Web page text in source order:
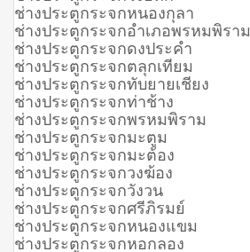
ช่างประตูกระจกหนองกุลา
ช่างประตูกระจกอำเภอพรหมพิราม
ช่างประตูกระจกดงประคำ
ช่างประตูกระจกตลุกเทียม
ช่างประตูกระจกทับยายเชียง
ช่างประตูกระจกท่าช้าง
ช่างประตูกระจกพรหมพิราม
ช่างประตูกระจกมะตูม
ช่างประตูกระจกมะต้อง
ช่างประตูกระจกวงฆ้อง
ช่างประตูกระจกวังวน
ช่างประตูกระจกศรีภิรมย์
ช่างประตูกระจกหนองแขม
ช่างประตูกระจกหอกลอง